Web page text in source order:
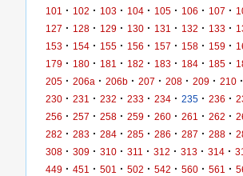
101
· 102 · 103 · 104 · 105 · 106 · 107 ·
127 · 128 · 129 · 130 · 131 · 132 · 133 ·
153 · 154 · 155 · 156 · 157 · 158 · 159 ·
179 · 180 · 181 · 182 · 183 · 184 · 185 ·
205 · 206a · 206b · 207 · 208 · 209 · 210 ·
230 · 231 · 232 · 233 · 234 · 235 · 236 ·
256 · 257 · 258 · 259 · 260 · 261 · 262 ·
282 · 283 · 284 · 285 · 286 · 287 · 288 ·
308 · 309 · 310 · 311 · 312 · 313 · 314 ·
449 · 451 · 501 · 502 · 542 · 560 · 561 ·